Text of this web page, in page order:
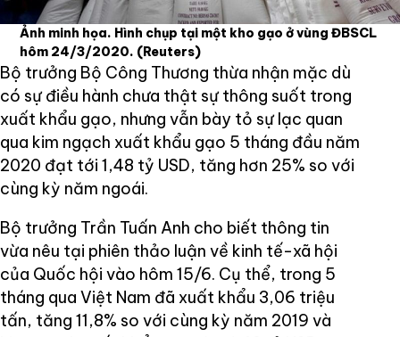
Ảnh minh họa. Hình chụp tại một kho gạo ở vùng ĐBSCL
hôm 24/3/2020. (Reuters)
Bộ trưởng Bộ Công Thương thừa nhận mặc dù
có sự điều hành chưa thật sự thông suốt trong
xuất khẩu gạo, nhưng vẫn bày tỏ sự lạc quan
qua kim ngạch xuất khẩu gạo 5 tháng đầu năm
2020 đạt tới 1,48 tỷ USD, tăng hơn 25% so với
cùng kỳ năm ngoái.
Bộ trưởng Trần Tuấn Anh cho biết thông tin
vừa nêu tại phiên thảo luận về kinh tế-xã hội
của Quốc hội vào hôm 15/6. Cụ thể, trong 5
tháng qua Việt Nam đã xuất khẩu 3,06 triệu
tấn, tăng 11,8% so với cùng kỳ năm 2019 và